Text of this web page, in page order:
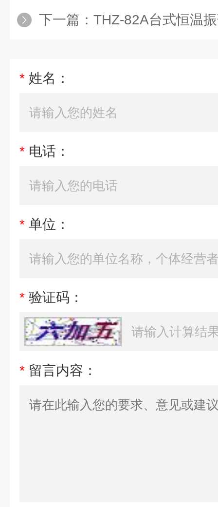
下一篇： THZ-82A台式恒温
* 姓名：
* 电话：
* 单位：
* 验证码：
* 留言内容：